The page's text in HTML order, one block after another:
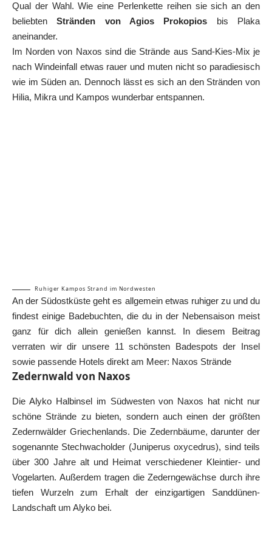
Qual der Wahl. Wie eine Perlenkette reihen sie sich an den
beliebtenStränden von Agios Prokopios bis Plaka
aneinander.
Im Norden von Naxos sind die Strände aus Sand-Kies-Mix je
nach Windeinfall etwas rauer und muten nicht so paradiesisch
wie im Süden an. Dennoch lässt es sich an den Stränden von
Hilia, Mikra und Kampos wunderbar entspannen.
Ruhiger Kampos Strand im Nordwesten
An der Südostküste geht es allgemein etwas ruhiger zu und du
findest einige Badebuchten, die du in der Nebensaison meist
ganz für dich allein genießen kannst. In diesem Beitrag
verraten wir dir unsere 11 schönsten Badespots der Insel
sowie passende Hotels direkt am Meer: Naxos Strände
Zedernwald von Naxos
Die Alyko Halbinsel im Südwesten von Naxos hat nicht nur
schöne Strände zu bieten, sondern auch einen der größten
Zedernwälder Griechenlands. Die Zedernbäume, darunter der
sogenannte Stechwacholder (Juniperus oxycedrus), sind teils
über 300 Jahre alt und Heimat verschiedener Kleintier- und
Vogelarten. Außerdem tragen die Zederngewächse durch ihre
tiefen Wurzeln zum Erhalt der einzigartigen Sanddünen-
Landschaft um Alyko bei.